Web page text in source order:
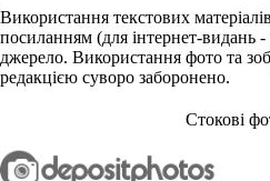
Використання текстових
посиланням (для інтернет-видань
джерело. Використання фото та
редакцією суворо заборонено.
Стокові